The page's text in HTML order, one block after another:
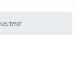
secteur